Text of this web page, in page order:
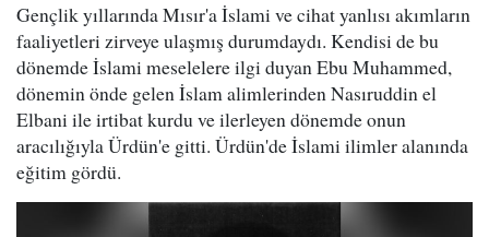
Gençlik yıllarında Mısır'a İslami ve cihat yanlısı akımların
faaliyetleri zirveye ulaşmış durumdaydı. Kendisi de bu
dönemde İslami meselelere ilgi duyan Ebu Muhammed,
dönemin önde gelen İslam alimlerinden Nasıruddin el
Elbani ile irtibat kurdu ve ilerleyen dönemde onun
aracılığıyla Ürdün'e gitti. Ürdün'de İslami ilimler alanında
eğitim gördü.